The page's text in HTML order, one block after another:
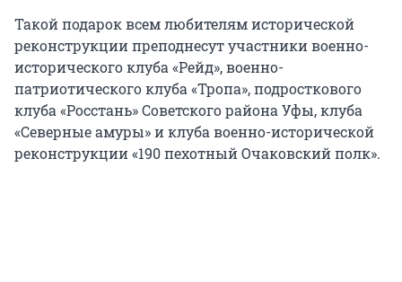
Такой подарок всем любителям исторической
реконструкции преподнесут участники военно-
исторического клуба «Рейд», военно-
патриотического клуба «Тропа», подросткового
клуба «Росстань» Советского района Уфы, клуба
«Северные амуры» и клуба военно-исторической
реконструкции «190 пехотный Очаковский полк».